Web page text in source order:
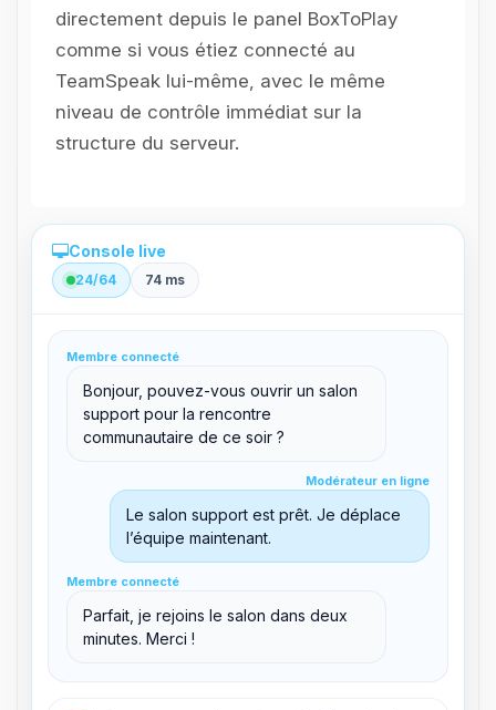
directement depuis le panel BoxToPlay
comme si vous étiez connecté au
TeamSpeak lui-même, avec le même
niveau de contrôle immédiat sur la
structure du serveur.
Console live
24/64 74 ms
Membre connecté
Bonjour, pouvez-vous ouvrir un salon
support pour la rencontre
communautaire de ce soir ?
Modérateur en ligne
Le salon support est prêt. Je déplace
l’équipe maintenant.
Membre connecté
Parfait, je rejoins le salon dans deux
minutes. Merci !
clid 42
Modérateur en ligne
support@boxtoplay.com
Salon principal